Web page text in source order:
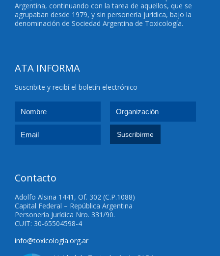
Argentina, continuando con la tarea de aquellos, que se
agrupaban desde 1979, y sin personería jurídica, bajo la
denominación de Sociedad Argentina de Toxicología.
ATA INFORMA
Suscribite y recibí el boletín electrónico
Contacto
Adolfo Alsina 1441, Of. 302 (C.P.1088)
Capital Federal – República Argentina
Personería Jurídica Nro. 331/90.
CUIT: 30-65504598-4
info@toxicologia.org.ar